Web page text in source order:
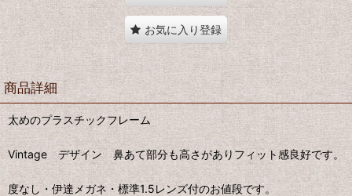
お気に入り登録
商品詳細
太めのプラスチックフレーム
Vintage デザイン 鼻あて部分も高さがありフィット感良好です。
度なし・伊達メガネ・標準1.5レンズ付のお値段です。